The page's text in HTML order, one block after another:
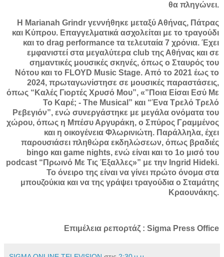
θα πληγώνει.
Η Marianah Grindr γεννήθηκε μεταξύ Αθήνας, Πάτρας
και Κύπρου. Επαγγελματικά ασχολείται με το τραγούδι
και το drag performance τα τελευταία 7 χρόνια. Έχει
εμφανιστεί στα μεγαλύτερα club της Αθήνας και σε
σημαντικές μουσικές σκηνές, όπως ο Σταυρός του
Νότου και το FLOYD Music Stage. Από το 2021 έως το
2024, πρωταγωνίστησε σε μουσικές παραστάσεις,
όπως “Καλές Γιορτές Χρυσό Μου”, «”Ποια Είσαι Εσύ Με
Το Καρέ; - The Musical” και “Ένα Τρελό Τρελό
Ρεβεγιόν”, ενώ συνεργάστηκε με μεγάλα ονόματα του
χώρου, όπως η Μπέσυ Αργυράκη, ο Σπύρος Γραμμένος
και η οικογένεια Φλωρινιώτη. Παράλληλα, έχει
παρουσιάσει πληθώρα εκδηλώσεων, όπως βραδιές
bingo και game nights, ενώ είναι και το 1ο μισό του
podcast “Πρωινό Με Τις Έξαλλες»” με την Ingrid Hideki.
Το όνειρο της είναι να γίνει πρώτο όνομα στα
μπουζούκια και να της γράψει τραγούδια ο Σταμάτης
Κραουνάκης.
Επιμέλεια ρεπορτάζ : Sigma Press Office